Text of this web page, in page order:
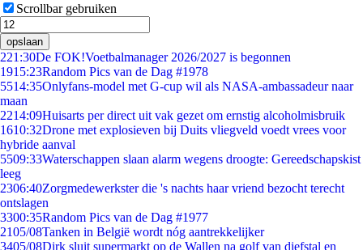
Scrollbar gebruiken
opslaan
221:30De FOK!Voetbalmanager 2026/2027 is begonnen
1915:23Random Pics van de Dag #1978
5514:35Onlyfans-model met G-cup wil als NASA-ambassadeur naar
maan
2214:09Huisarts per direct uit vak gezet om ernstig alcoholmisbruik
1610:32Drone met explosieven bij Duits vliegveld voedt vrees voor
hybride aanval
5509:33Waterschappen slaan alarm wegens droogte: Gereedschapskist
leeg
2306:40Zorgmedewerkster die 's nachts haar vriend bezocht terecht
ontslagen
3300:35Random Pics van de Dag #1977
2105/08Tanken in België wordt nóg aantrekkelijker
3405/08Dirk sluit supermarkt op de Wallen na golf van diefstal en